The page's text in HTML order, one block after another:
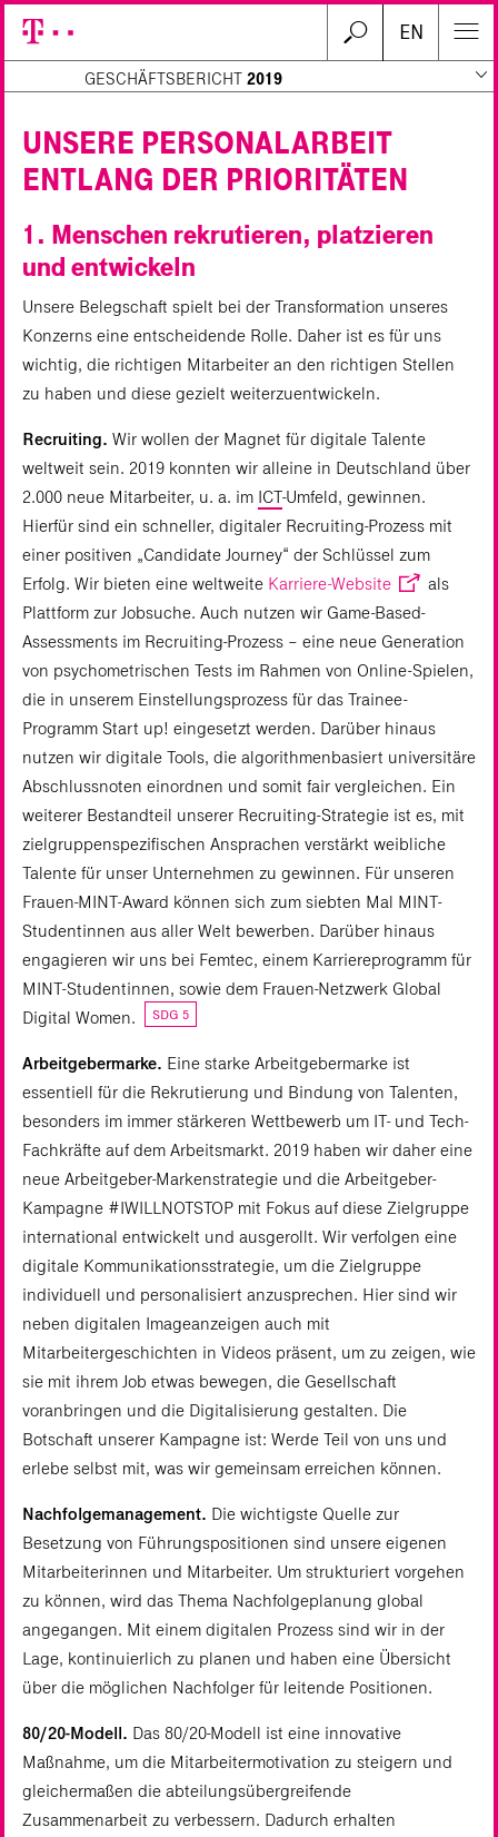
GESCHÄFTSBERICHT 2019
EN
UNSERE PERSONALARBEIT
ENTLANG DER PRIORITÄTEN
1. Menschen rekrutieren, platzieren
und entwickeln
Unsere Belegschaft spielt bei der Transformation unseres
Konzerns eine entscheidende Rolle. Daher ist es für uns
wichtig, die richtigen Mitarbeiter an den richtigen Stellen
zu haben und diese gezielt weiterzuentwickeln.
Recruiting. Wir wollen der Magnet für digitale Talente
weltweit sein. 2019 konnten wir alleine in Deutschland über
2.000 neue Mitarbeiter, u. a. im ICT-Umfeld, gewinnen.
Hierfür sind ein schneller, digitaler Recruiting-Prozess mit
einer positiven „Candidate Journey“ der Schlüssel zum
Erfolg. Wir bieten eine weltweite Karriere-Website
als
Plattform zur Jobsuche. Auch nutzen wir Game-Based-
Assessments im Recruiting-Prozess – eine neue Generation
von psychometrischen Tests im Rahmen von Online-Spielen,
die in unserem Einstellungsprozess für das Trainee-
Programm Start up! eingesetzt werden. Darüber hinaus
nutzen wir digitale Tools, die algorithmenbasiert universitäre
Abschlussnoten einordnen und somit fair vergleichen. Ein
weiterer Bestandteil unserer Recruiting-Strategie ist es, mit
zielgruppenspezifischen Ansprachen verstärkt weibliche
Talente für unser Unternehmen zu gewinnen. Für unseren
Frauen-MINT-Award können sich zum siebten Mal MINT-
Studentinnen aus aller Welt bewerben. Darüber hinaus
engagieren wir uns bei Femtec, einem Karriereprogramm für
MINT-Studentinnen, sowie dem Frauen-Netzwerk Global
Digital Women.
SDG 5
Arbeitgebermarke. Eine starke Arbeitgebermarke ist
essentiell für die Rekrutierung und Bindung von Talenten,
besonders im immer stärkeren Wettbewerb um IT- und Tech-
Fachkräfte auf dem Arbeitsmarkt. 2019 haben wir daher eine
neue Arbeitgeber-Markenstrategie und die Arbeitgeber-
Kampagne #IWILLNOTSTOP mit Fokus auf diese Zielgruppe
international entwickelt und ausgerollt. Wir verfolgen eine
digitale Kommunikationsstrategie, um die Zielgruppe
individuell und personalisiert anzusprechen. Hier sind wir
neben digitalen Imageanzeigen auch mit
Mitarbeitergeschichten in Videos präsent, um zu zeigen, wie
sie mit ihrem Job etwas bewegen, die Gesellschaft
voranbringen und die Digitalisierung gestalten. Die
Botschaft unserer Kampagne ist: Werde Teil von uns und
erlebe selbst mit, was wir gemeinsam erreichen können.
Nachfolgemanagement. Die wichtigste Quelle zur
Besetzung von Führungspositionen sind unsere eigenen
Mitarbeiterinnen und Mitarbeiter. Um strukturiert vorgehen
zu können, wird das Thema Nachfolgeplanung global
angegangen. Mit einem digitalen Prozess sind wir in der
Lage, kontinuierlich zu planen und haben eine Übersicht
über die möglichen Nachfolger für leitende Positionen.
80/20-Modell. Das 80/20-Modell ist eine innovative
Maßnahme, um die Mitarbeitermotivation zu steigern und
gleichermaßen die abteilungsübergreifende
Zusammenarbeit zu verbessern. Dadurch erhalten